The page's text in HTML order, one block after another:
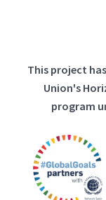
This project
Union's
program